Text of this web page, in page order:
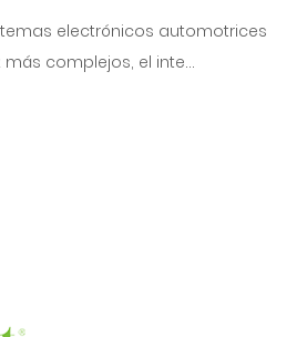
electrónicos automotrices
complejos, el inte...